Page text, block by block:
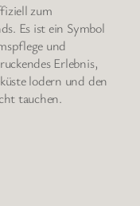
zum
Es ist ein Symbol
und
Erlebnis,
lodern und den
tauchen.